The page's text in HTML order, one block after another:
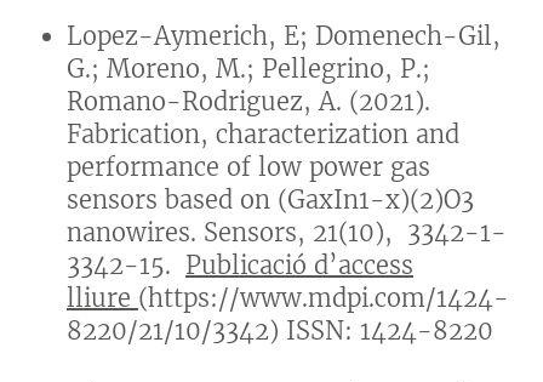
Lopez-Aymerich, E; Domenech-Gil,
G.; Moreno, M.; Pellegrino, P.;
Romano-Rodriguez, A. (2021).
Fabrication, characterization and
performance of low power gas
sensors based on (GaxIn1-x)(2)O3
nanowires. Sensors, 21(10), 3342-1-
3342-15. Publicació d’access
lliure (https://www.mdpi.com/1424-
8220/21/10/3342) ISSN: 1424-8220